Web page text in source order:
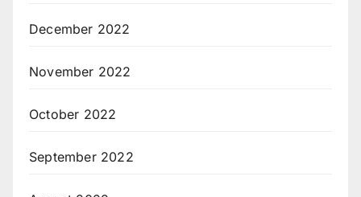
December 2022
November 2022
October 2022
September 2022